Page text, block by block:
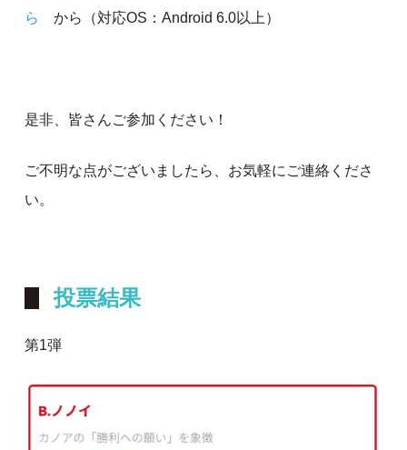
ら
から（対応OS：Android 6.0以上）
是非、皆さんご参加ください！
ご不明な点がございましたら、お気軽にご連絡くださ
い。
投票結果
第1弾